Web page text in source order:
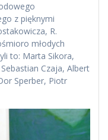
z pięknymi
R.
młodych
to: Marta Sikora,
Czaja, Albert
Sperber, Piotr